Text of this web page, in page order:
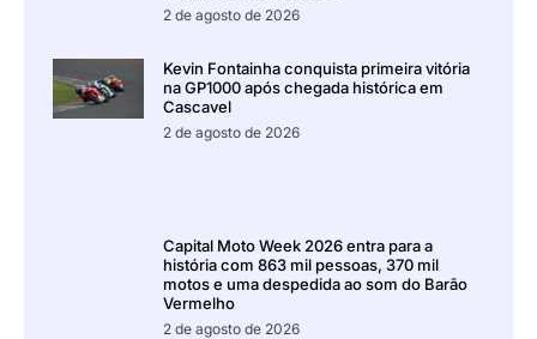
2 de agosto de 2026
Kevin Fontainha conquista primeira vitória
na GP1000 após chegada histórica em
Cascavel
2 de agosto de 2026
Capital Moto Week 2026 entra para a
história com 863 mil pessoas, 370 mil
motos e uma despedida ao som do Barão
Vermelho
2 de agosto de 2026